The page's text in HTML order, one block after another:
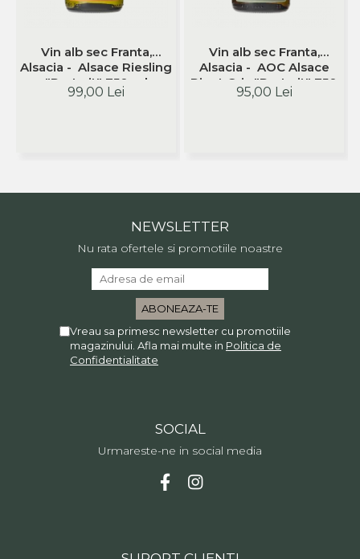
Vin alb sec Franta,
Alsacia - Alsace Riesling
"Portrait" 750 ml
Philippe Zinck -
99,00 Lei
Vin alb sec Franta,
Alsacia - AOC Alsace
Pinot Gris "Portrait" 750
ml Philippe Zinck-
95,00 Lei
NEWSLETTER
Nu rata ofertele si promotiile noastre
Vreau sa primesc newsletter cu promotiile
magazinului. Afla mai multe in Politica de
Confidentialitate
SOCIAL
Urmareste-ne in social media